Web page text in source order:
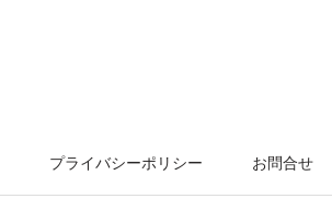
プライバシーポリシー お問合せ